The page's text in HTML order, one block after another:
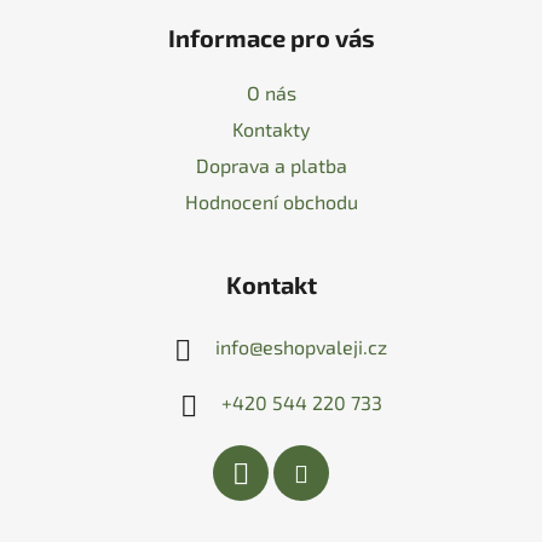
Informace pro vás
O nás
Kontakty
Doprava a platba
Hodnocení obchodu
Kontakt
info@eshopvaleji.cz
+420 544 220 733